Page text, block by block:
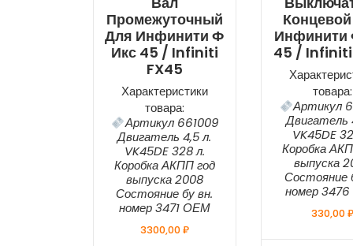
Промежуточный
Для Инфинити Ф
Икс 45 / Infiniti
FX45
Характеристики
товара:
Артикул 661009
Двигатель 4,5 л.
VK45DE 328 л.
Коробка АКПП год
выпуска 2008
Состояние бу вн.
номер 3471 ОЕМ
3300,00₽
Инфинити
45 / Infiniti
товара:
Артикул
Двигатель
VK45DE
Коробка
выпуска
Состояние
номер
330,00